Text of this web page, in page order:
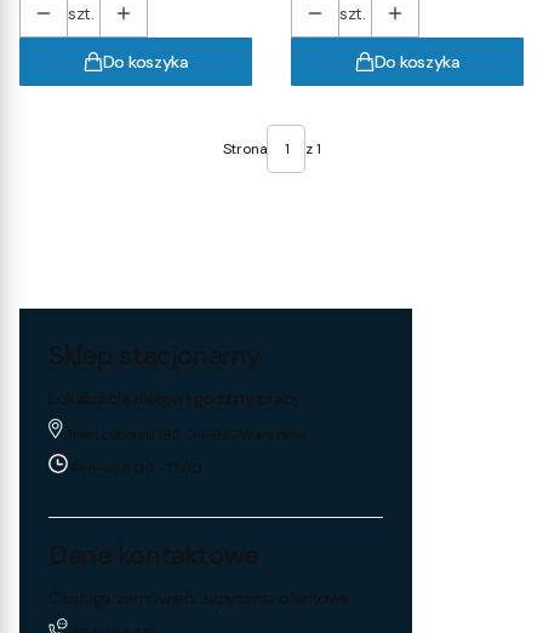
szt.
Do koszyka
szt.
Do koszyka
Strona z 1
Sklep stacjonarny
Lokalizacja sklepu i godziny pracy
Trakt Lubelski 195, 04-667 Warszawa
Pon-pt: 8:00 - 17:00
Dane kontaktowe
Obsługa zamówień, zapytania ofertowe